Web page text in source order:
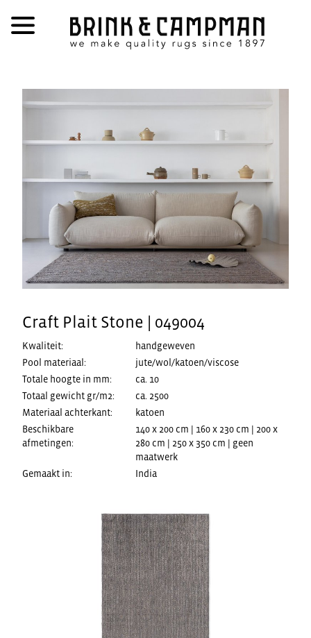
Craft Plait Stone | 049004
Kwaliteit:
handgeweven
Pool materiaal:
jute/wol/katoen/viscose
Totale hoogte in mm:
ca. 10
Totaal gewicht gr/m2:
ca. 2500
Materiaal achterkant:
katoen
Beschikbare
afmetingen:
140 x 200 cm | 160 x 230 cm | 200 x
280 cm | 250 x 350 cm | geen
maatwerk
Gemaakt in:
India